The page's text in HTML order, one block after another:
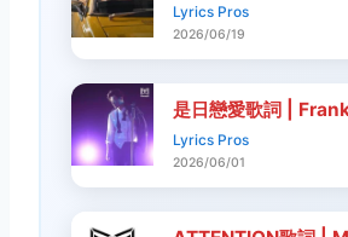
Lyrics Pros
2026/06/19
是日戀愛歌詞 |
Lyrics Pros
2026/06/01